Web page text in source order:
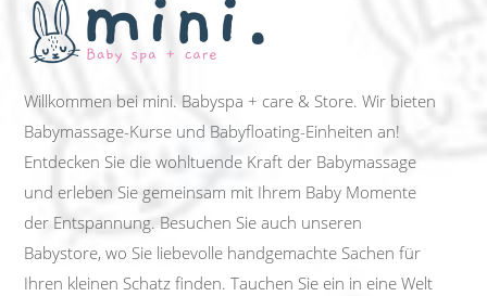
Willkommen bei mini. Babyspa + care & Store. Wir bieten
Babymassage-Kurse und Babyfloating-Einheiten an!
Entdecken Sie die wohltuende Kraft der Babymassage
und erleben Sie gemeinsam mit Ihrem Baby Momente
der Entspannung. Besuchen Sie auch unseren
Babystore, wo Sie liebevolle handgemachte Sachen für
Ihren kleinen Schatz finden. Tauchen Sie ein in eine Welt